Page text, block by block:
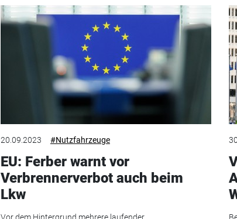
20.09.2023 #Nutzfahrzeuge
EU: Ferber warnt vor
Verbrennerverbot auch beim
Lkw